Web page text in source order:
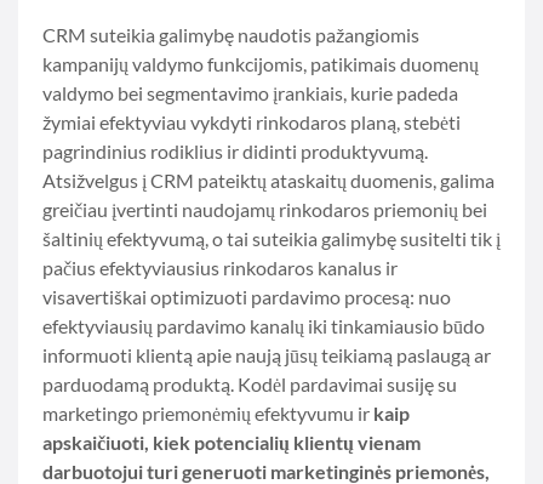
CRM suteikia galimybę naudotis pažangiomis
kampanijų valdymo funkcijomis, patikimais duomenų
valdymo bei segmentavimo įrankiais, kurie padeda
žymiai efektyviau vykdyti rinkodaros planą, stebėti
pagrindinius rodiklius ir didinti produktyvumą.
Atsižvelgus į CRM pateiktų ataskaitų duomenis, galima
greičiau įvertinti naudojamų rinkodaros priemonių bei
šaltinių efektyvumą, o tai suteikia galimybę susitelti tik į
pačius efektyviausius rinkodaros kanalus ir
visavertiškai optimizuoti pardavimo procesą: nuo
efektyviausių pardavimo kanalų iki tinkamiausio būdo
informuoti klientą apie naują jūsų teikiamą paslaugą ar
parduodamą produktą. Kodėl pardavimai susiję su
marketingo priemonėmių efektyvumu ir kaip
apskaičiuoti, kiek potencialių klientų vienam
darbuotojui turi generuoti marketinginės priemonės,